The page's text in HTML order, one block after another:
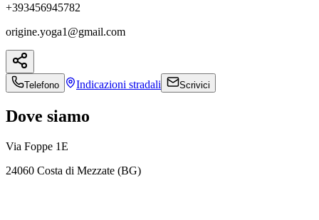
+393456945782
origine.yoga1@gmail.com
Telefono Indicazioni stradali Scrivici
Dove siamo
Via Foppe 1E
24060 Costa di Mezzate (BG)